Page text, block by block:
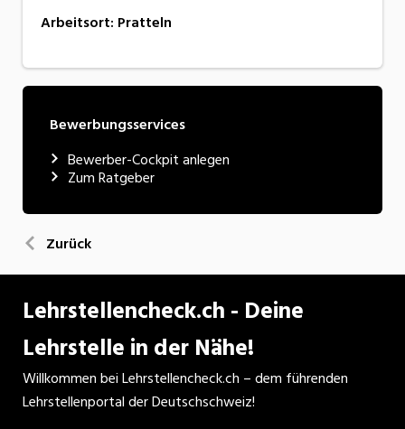
Arbeitsort: Pratteln
Bewerbungsservices
Bewerber-Cockpit anlegen
Zum Ratgeber
Zurück
Lehrstellencheck.ch - Deine
Lehrstelle in der Nähe!
Willkommen bei Lehrstellencheck.ch – dem führenden
Lehrstellenportal der Deutschschweiz!